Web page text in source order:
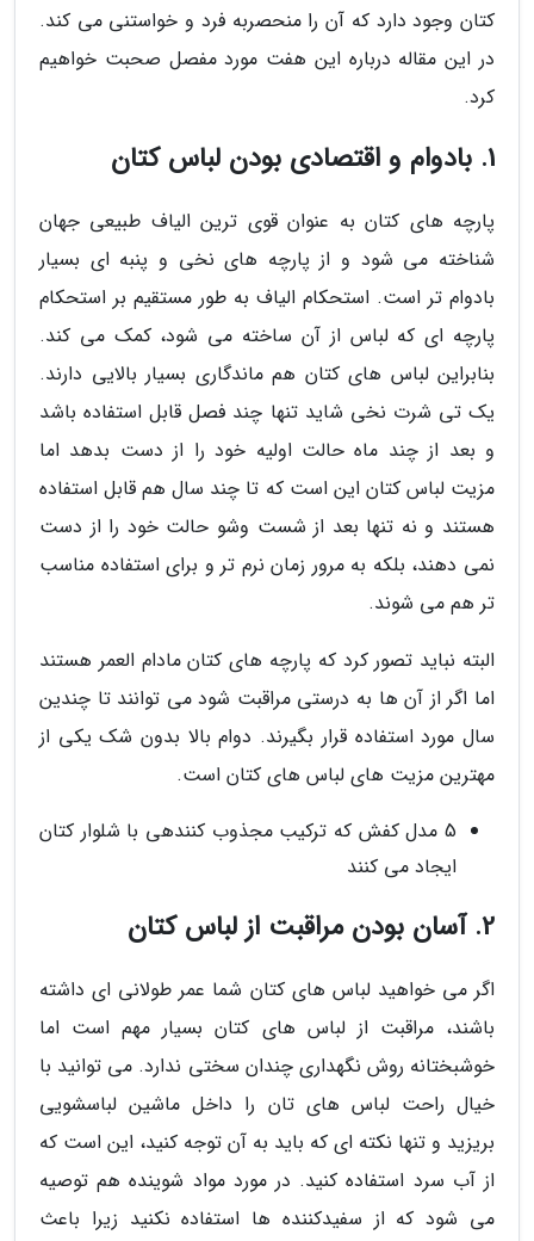
کتان وجود دارد که آن را منحصربه فرد و خواستنی می کند.
در این مقاله درباره این هفت مورد مفصل صحبت خواهیم
کرد.
1. بادوام و اقتصادی بودن لباس کتان
پارچه های کتان به عنوان قوی ترین الیاف طبیعی جهان
شناخته می شود و از پارچه های نخی و پنبه ای بسیار
بادوام تر است. استحکام الیاف به طور مستقیم بر استحکام
پارچه ای که لباس از آن ساخته می شود، کمک می کند.
بنابراین لباس های کتان هم ماندگاری بسیار بالایی دارند.
یک تی شرت نخی شاید تنها چند فصل قابل استفاده باشد
و بعد از چند ماه حالت اولیه خود را از دست بدهد اما
مزیت لباس کتان این است که تا چند سال هم قابل استفاده
هستند و نه تنها بعد از شست وشو حالت خود را از دست
نمی دهند، بلکه به مرور زمان نرم تر و برای استفاده مناسب
تر هم می شوند.
البته نباید تصور کرد که پارچه های کتان مادام العمر هستند
اما اگر از آن ها به درستی مراقبت شود می توانند تا چندین
سال مورد استفاده قرار بگیرند. دوام بالا بدون شک یکی از
مهترین مزیت های لباس های کتان است.
5 مدل کفش که ترکیب مجذوب کنندهی با شلوار کتان
ایجاد می کنند
2. آسان بودن مراقبت از لباس کتان
اگر می خواهید لباس های کتان شما عمر طولانی ای داشته
باشند، مراقبت از لباس های کتان بسیار مهم است اما
خوشبختانه روش نگهداری چندان سختی ندارد. می توانید با
خیال راحت لباس های تان را داخل ماشین لباسشویی
بریزید و تنها نکته ای که باید به آن توجه کنید، این است که
از آب سرد استفاده کنید. در مورد مواد شوینده هم توصیه
می شود که از سفیدکننده ها استفاده نکنید زیرا باعث